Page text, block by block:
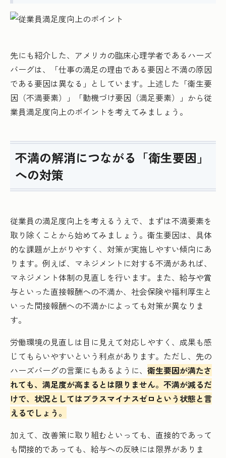
先にも紹介した、アメリカの臨床心理学者であるハーズ
バーグは、「仕事の満足の理由である要因と不満の原因
である要因は異なる」としています。上述した「衛生要
因（不満要素）」「動機づけ要因（満足要素）」から従
業員満足度向上のポイントを考えてみましょう。
不満の解消につながる「衛生要因」
への対策
従業員の満足度向上を考えるうえで、まずは不満要素を
取り除くことから始めてみましょう。衛生要因は、具体
的な課題が上がりやすく、対策が実施しやすい傾向にあ
ります。例えば、マネジメントに対する不満があれば、
マネジメント体制の見直しを行います。また、給与や賞
与といった直接報酬への不満か、社会保険や福利厚生と
いった間接報酬への不満かによっても対策が異なりま
す。
労働環境の見直しは目に見えて対応しやすく、成果も感
じてもらいやすいという利点があります。ただし、先の
ハーズバーグの言葉にもあるように、 衛生要因が満たさ
れても、満足度が高まるとは限りません。不満が減るだ
けで、状況としてはプラスマイナスゼロという状態と言
えるでしょう。
加えて、改善策に取り組むといっても、直接的であって
も間接的であっても、給与への反映には限界がありま